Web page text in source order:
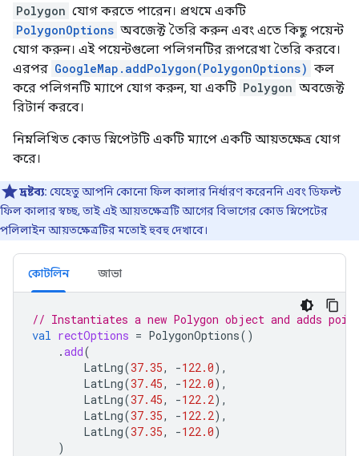
Polygon যোগ করতে পারেন। প্রথমে একটি
PolygonOptions অবজেক্ট তৈরি করুন এবং এতে কিছু পয়েন্ট
যোগ করুন। এই পয়েন্টগুলো পলিগনটির রূপরেখা তৈরি করবে।
এরপর GoogleMap.addPolygon(PolygonOptions) কল
করে পলিগনটি ম্যাপে যোগ করুন, যা একটি Polygon অবজেক্ট
রিটার্ন করবে।
নিম্নলিখিত কোড স্নিপেটটি একটি ম্যাপে একটি আয়তক্ষেত্র যোগ
করে।
দ্রষ্টব্য: যেহেতু আপনি কোনো ফিল কালার নির্ধারণ করেননি এবং ডিফল্ট
ফিল কালার স্বচ্ছ, তাই এই আয়তক্ষেত্রটি আগের বিভাগের কোড স্নিপেটের
পলিলাইন আয়তক্ষেত্রটির মতোই হুবহু দেখাবে।
কোটলিন জাভা
// Instantiates a new Polygon object and adds
val rectOptions = PolygonOptions()
.add(
LatLng(37.35, -122.0),
LatLng(37.45, -122.0),
LatLng(37.45, -122.2),
LatLng(37.35, -122.2),
LatLng(37.35, -122.0)
)